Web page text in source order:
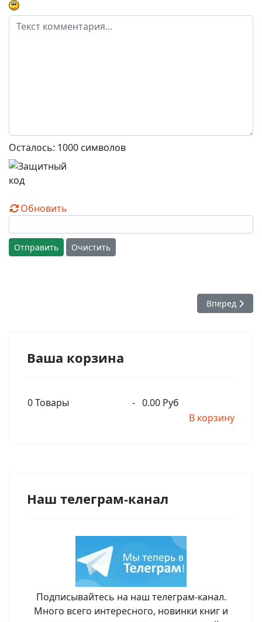
Осталось: 1000 символов
Обновить
Отправить Очистить
Следующий:
Вперед
Ваша корзина
0Товары - 0.00 Руб
В корзину
Наш телеграм-канал
Подписывайтесь на наш телеграм-канал.
Много всего интересного, новинки книг и